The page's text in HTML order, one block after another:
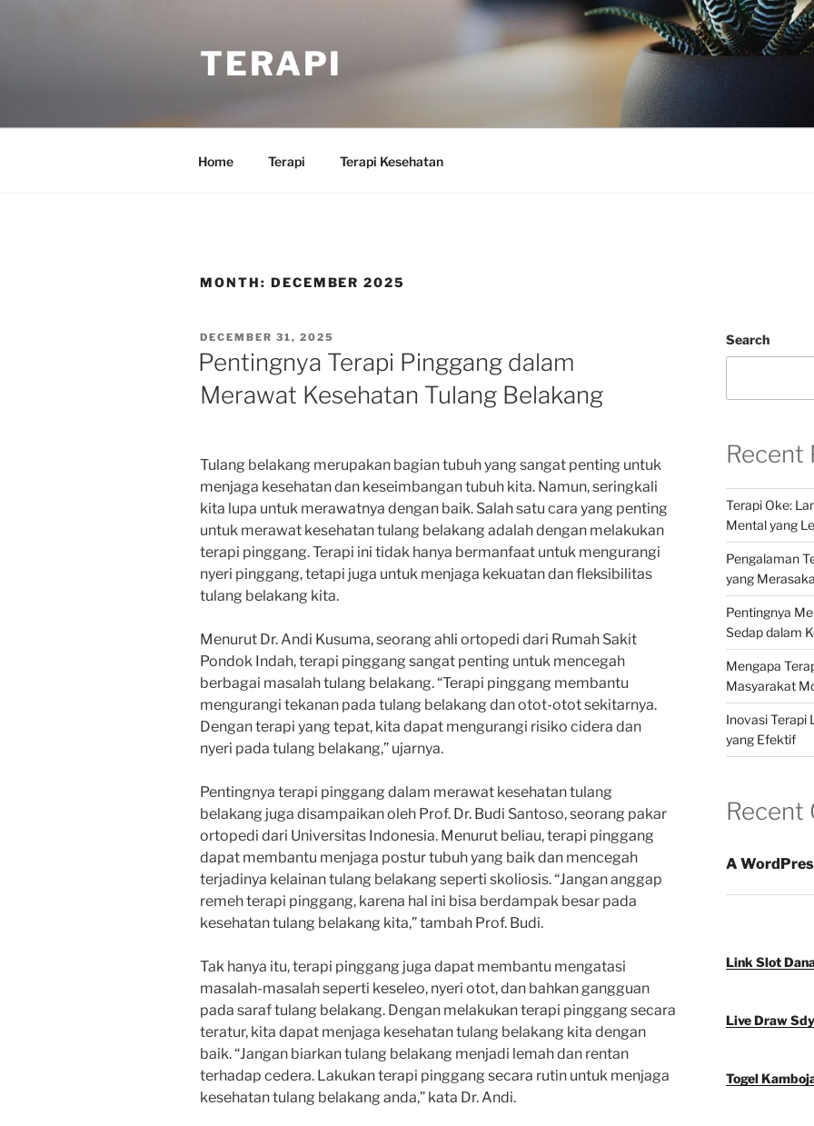
TERAPI
Home Terapi Terapi Kesehatan
MONTH: DECEMBER 2025
POSTED
ON
DECEMBER 31, 2025
Pentingnya Terapi Pinggang dalam
Merawat Kesehatan Tulang Belakang
Tulang belakang merupakan bagian tubuh yang sangat penting untuk
menjaga kesehatan dan keseimbangan tubuh kita. Namun, seringkali
kita lupa untuk merawatnya dengan baik. Salah satu cara yang penting
untuk merawat kesehatan tulang belakang adalah dengan melakukan
terapi pinggang. Terapi ini tidak hanya bermanfaat untuk mengurangi
nyeri pinggang, tetapi juga untuk menjaga kekuatan dan fleksibilitas
tulang belakang kita.
Menurut Dr. Andi Kusuma, seorang ahli ortopedi dari Rumah Sakit
Pondok Indah, terapi pinggang sangat penting untuk mencegah
berbagai masalah tulang belakang. “Terapi pinggang membantu
mengurangi tekanan pada tulang belakang dan otot-otot sekitarnya.
Dengan terapi yang tepat, kita dapat mengurangi risiko cidera dan
nyeri pada tulang belakang,” ujarnya.
Pentingnya terapi pinggang dalam merawat kesehatan tulang
belakang juga disampaikan oleh Prof. Dr. Budi Santoso, seorang pakar
ortopedi dari Universitas Indonesia. Menurut beliau, terapi pinggang
dapat membantu menjaga postur tubuh yang baik dan mencegah
terjadinya kelainan tulang belakang seperti skoliosis. “Jangan anggap
remeh terapi pinggang, karena hal ini bisa berdampak besar pada
kesehatan tulang belakang kita,” tambah Prof. Budi.
Tak hanya itu, terapi pinggang juga dapat membantu mengatasi
masalah-masalah seperti keseleo, nyeri otot, dan bahkan gangguan
pada saraf tulang belakang. Dengan melakukan terapi pinggang secara
teratur, kita dapat menjaga kesehatan tulang belakang kita dengan
baik. “Jangan biarkan tulang belakang menjadi lemah dan rentan
terhadap cedera. Lakukan terapi pinggang secara rutin untuk menjaga
kesehatan tulang belakang anda,” kata Dr. Andi.
Search
Recent
Terapi Oke:
Mental yang
Pengalaman
yang
Pentingnya
Sedap dalam
Mengapa
Masyarakat
Inovasi Terapi
yang Efektif
Recent
A
Link Slot
Live Draw Sdy
Togel